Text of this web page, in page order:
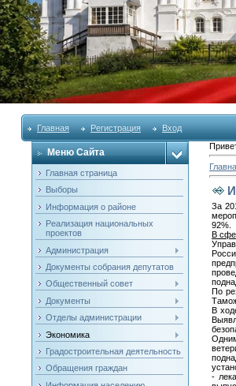
Главная Регистрация Вход
Меню Сайта
Главная страница
Выборы
Информация о районе
Реализация национальных
проектов
Администрация
Документы собрания депутатов
Общественный совет
Документы
Отделы администрации
Экономика
Градостроительная деятельность
Обращения граждан
За
92%.
В
По
В
-